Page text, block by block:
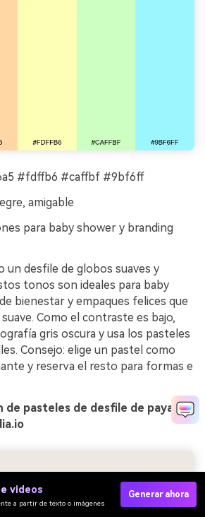
#fdffb6 #caffbf #9bf6ff
amigable
para baby shower y branding
un desfile de globos suaves y
tonos son ideales para baby
bienestar y empaques felices que
Como el contraste es bajo,
gris oscura y usa los pasteles
Consejo: elige un pastel como
y reserva el resto para formas e
de pasteles de desfile de payasos
videos
a partir de texto o imágenes
Generar ahora